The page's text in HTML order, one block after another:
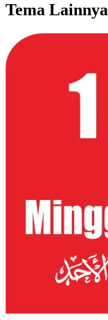
Tema Lainnya